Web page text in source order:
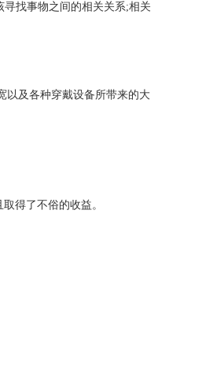
找事物之间的相关关系;相关
以及各种穿戴设备所带来的大
得了不俗的收益。